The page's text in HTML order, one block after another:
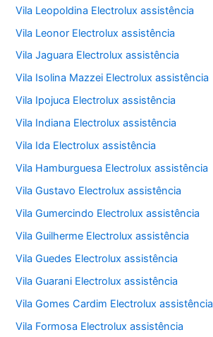
Vila Leopoldina Electrolux assistência
Vila Leonor Electrolux assistência
Vila Jaguara Electrolux assistência
Vila Isolina Mazzei Electrolux assistência
Vila Ipojuca Electrolux assistência
Vila Indiana Electrolux assistência
Vila Ida Electrolux assistência
Vila Hamburguesa Electrolux assistência
Vila Gustavo Electrolux assistência
Vila Gumercindo Electrolux assistência
Vila Guilherme Electrolux assistência
Vila Guedes Electrolux assistência
Vila Guarani Electrolux assistência
Vila Gomes Cardim Electrolux assistência
Vila Formosa Electrolux assistência